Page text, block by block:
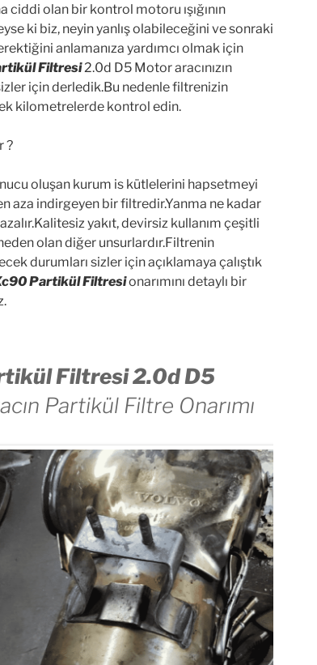
ciddi olan bir kontrol motoru ışığının
ki biz, neyin yanlış olabileceğini ve sonraki
anlamanıza yardımcı olmak için
Filtresi2.0d D5 Motor aracınızın
için derledik.Bu nedenle filtrenizin
kilometrelerde kontrol edin.
?
oluşan kurum is kütlelerini hapsetmeyi
aza indirgeyen bir filtredir.Yanma ne kadar
yakıt, devirsiz kullanım çeşitli
olan diğer unsurlardır.Filtrenin
durumları sizler için açıklamaya çalıştık
Partikül Filtresionarımını detaylı bir
Filtresi 2.0d D5
Partikül Filtre Onarımı